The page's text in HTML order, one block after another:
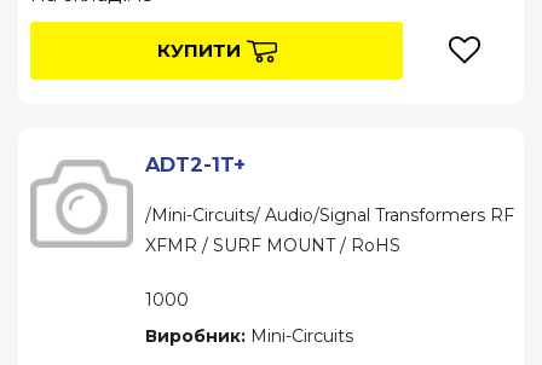
КУПИТИ
ADT2-1T+
/Mini-Circuits/ Audio/Signal Transformers RF
XFMR / SURF MOUNT / RoHS
1000
Виробник: Mini-Circuits